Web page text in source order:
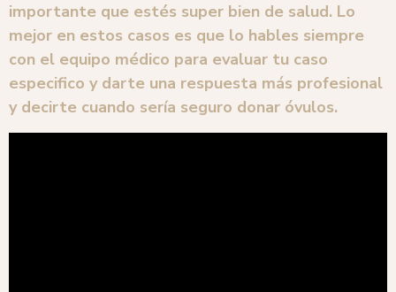
importante que estés super bien de salud. Lo
mejor en estos casos es que lo hables siempre
con el equipo médico para evaluar tu caso
especifico y darte una respuesta más profesional
y decirte cuando sería seguro donar óvulos.